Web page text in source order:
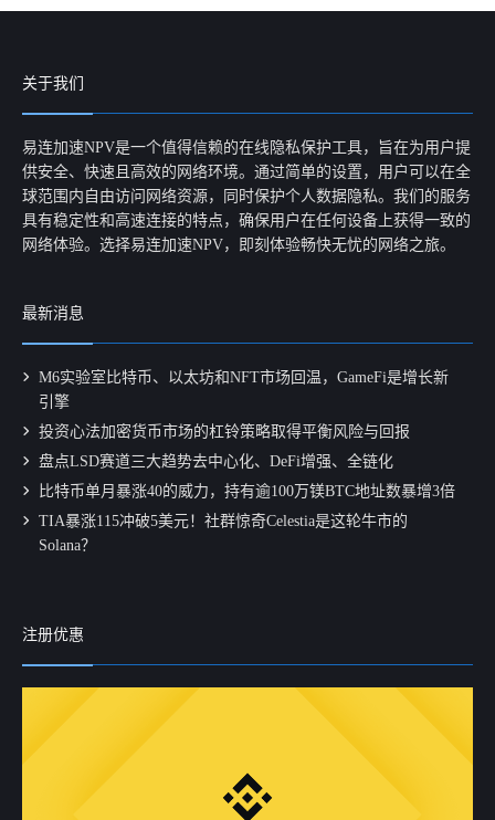
关于我们
易连加速NPV是一个值得信赖的在线隐私保护工具，旨在为用户提
供安全、快速且高效的网络环境。通过简单的设置，用户可以在全
球范围内自由访问网络资源，同时保护个人数据隐私。我们的服务
具有稳定性和高速连接的特点，确保用户在任何设备上获得一致的
网络体验。选择易连加速NPV，即刻体验畅快无忧的网络之旅。
最新消息
M6实验室比特币、以太坊和NFT市场回温，GameFi是增长新
引擎
投资心法加密货币市场的杠铃策略取得平衡风险与回报
盘点LSD赛道三大趋势去中心化、DeFi增强、全链化
比特币单月暴涨40的威力，持有逾100万镁BTC地址数暴增3倍
TIA暴涨115冲破5美元！社群惊奇Celestia是这轮牛市的
Solana？
注册优惠